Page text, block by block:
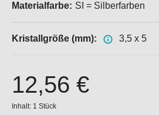
Materialfarbe: SI = Silberfarben
Kristallgröße (mm): 3,5 x 5
12,56 €
Inhalt: 1 Stück